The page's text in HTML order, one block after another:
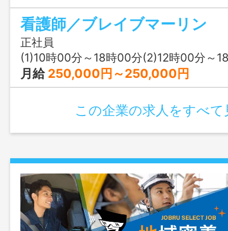
内服管理・セルフケア援助 コミュニケ
態の観察）・ご家族への支援、説明 主治
ラピストへの報告、連絡 【看護】
応・夜勤・オンコール対応はありません
リズムで働く事が出来ます。 ※［変更
し］
看護師／ブレイブマーリン
正社員
(1)10時00分～18時00分(2)12時00分～
月給 250,000円～250,000円
この企業の求人をすべて